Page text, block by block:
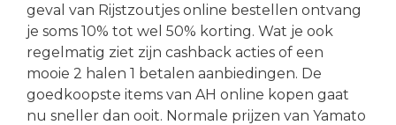
geval van Rijstzoutjes online bestellen ontvang
je soms 10% tot wel 50% korting. Wat je ook
regelmatig ziet zijn cashback acties of een
mooie 2 halen 1 betalen aanbiedingen. De
goedkoopste items van AH online kopen gaat
nu sneller dan ooit. Normale prijzen van Yamato